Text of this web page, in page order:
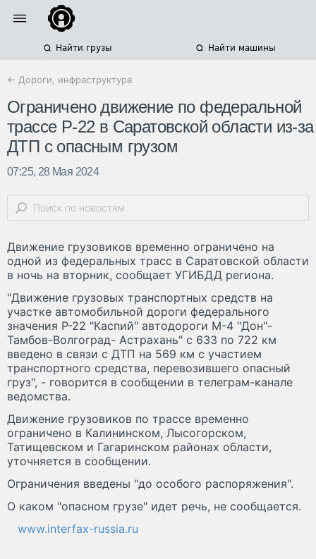
Найти грузы Найти машины
← Дороги, инфраструктура
Ограничено движение по федеральной
трассе Р-22 в Саратовской области из-за
ДТП с опасным грузом
07:25, 28 Мая 2024
Движение грузовиков временно ограничено на
одной из федеральных трасс в Саратовской области
в ночь на вторник, сообщает УГИБДД региона.
"Движение грузовых транспортных средств на
участке автомобильной дороги федерального
значения Р-22 "Каспий" автодороги М-4 "Дон"-
Тамбов-Волгоград- Астрахань" с 633 по 722 км
введено в связи с ДТП на 569 км с участием
транспортного средства, перевозившего опасный
груз", - говорится в сообщении в телеграм-канале
ведомства.
Движение грузовиков по трассе временно
ограничено в Калининском, Лысогорском,
Татищевском и Гагаринском районах области,
уточняется в сообщении.
Ограничения введены "до особого распоряжения".
О каком "опасном грузе" идет речь, не сообщается.
www.interfax-russia.ru